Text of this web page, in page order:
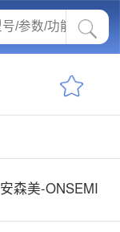
安森美-ONSEMI